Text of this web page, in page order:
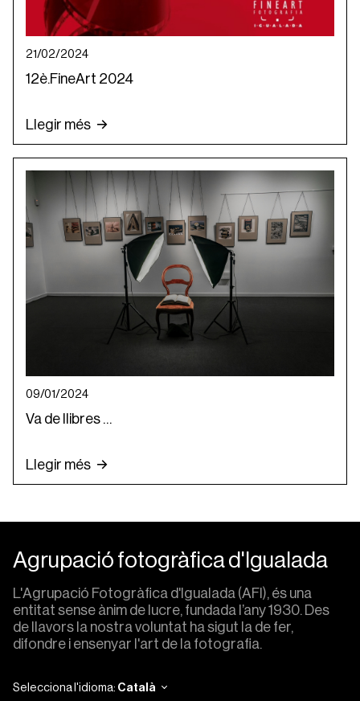
12è.FineArt 2024
Llegir més
21/02/2024
Va de llibres …
Llegir més
09/01/2024
Agrupació fotogràfica d'Igualada
L'Agrupació Fotogràfica d'Igualada (AFI), és una
entitat sense ànim de lucre, fundada l’any 1930. Des
de llavors la nostra voluntat ha sigut la de fer,
difondre i ensenyar l'art de la fotografia.
Selecciona l'idioma: Català